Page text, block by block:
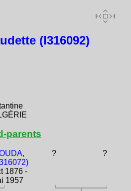
(I316092)
parents
1876 -
1957
? ?